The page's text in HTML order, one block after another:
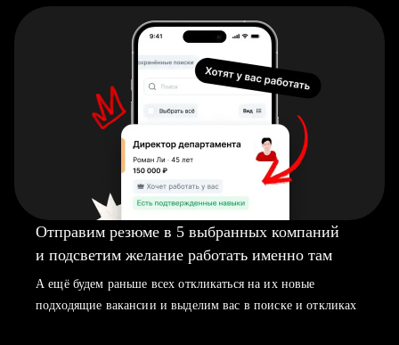
Отправим резюме в 5 выбранных компаний
и подсветим желание работать именно там
А ещё будем раньше всех откликаться на их новые
подходящие вакансии и выделим вас в поиске и откликах